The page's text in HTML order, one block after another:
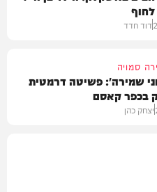
דוד חדד
סמויה
שמירה': פשיטה דרמטית
בכפר קאסם
יצחק כהן